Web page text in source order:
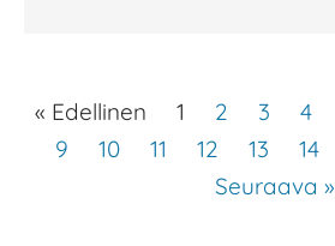
« Edellinen 1 2 3 4
9
10 11 12 13 14
Seuraava »